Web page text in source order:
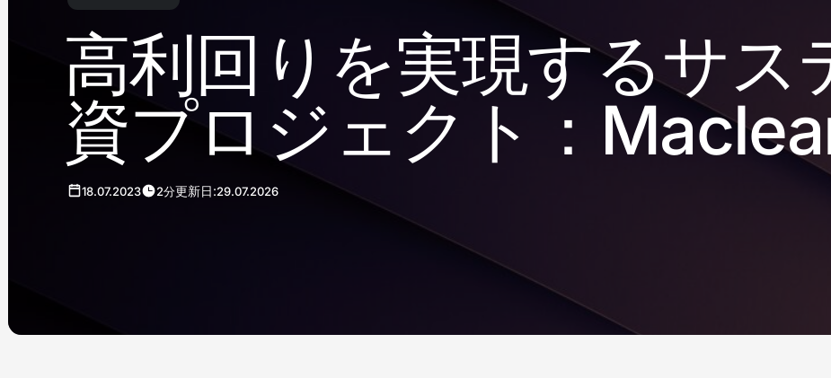
高利回りを実現するサス
資プロジェクト：
18.07.2023 2分更新日:29.07.2026